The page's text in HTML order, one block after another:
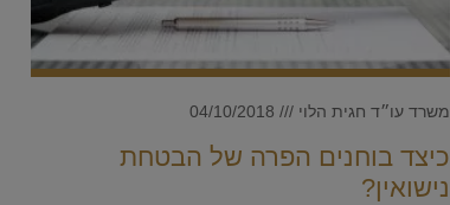
כיצד בוחנים הפרה של הבטחת
נישואין?
משרד עו״ד חגית הלוי